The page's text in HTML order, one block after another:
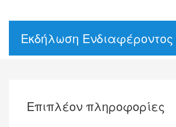
Εκδήλωση Ενδιαφέροντος
Επιπλέον πληροφορίες